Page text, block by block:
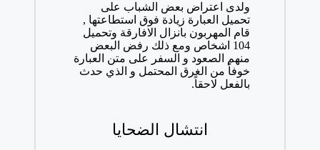
ولدى اعتراض بعض الشباب على
تحميل العبارة زيادة فوق استطاعتها ,
قام المهربون بانزال الافارقة وتحميل
104 اشخاص ومع ذلك رفض البعض
منهم الصعود و السفر على متن العبارة
خوفاً من الغرق المحتمل و الذي حدث
بالفعل لاحقاً.
انتشال الضحايا